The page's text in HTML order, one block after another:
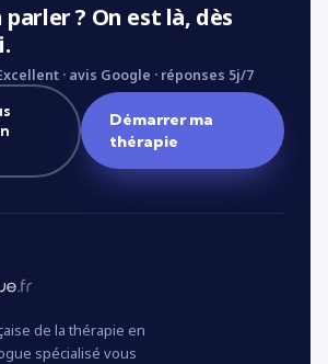
parler ? On est là, dès
· avis Google · réponses 5j/7
Démarrer ma
thérapie
de la thérapie en
spécialisé vous